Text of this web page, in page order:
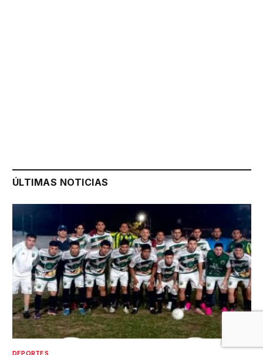
ÚLTIMAS NOTICIAS